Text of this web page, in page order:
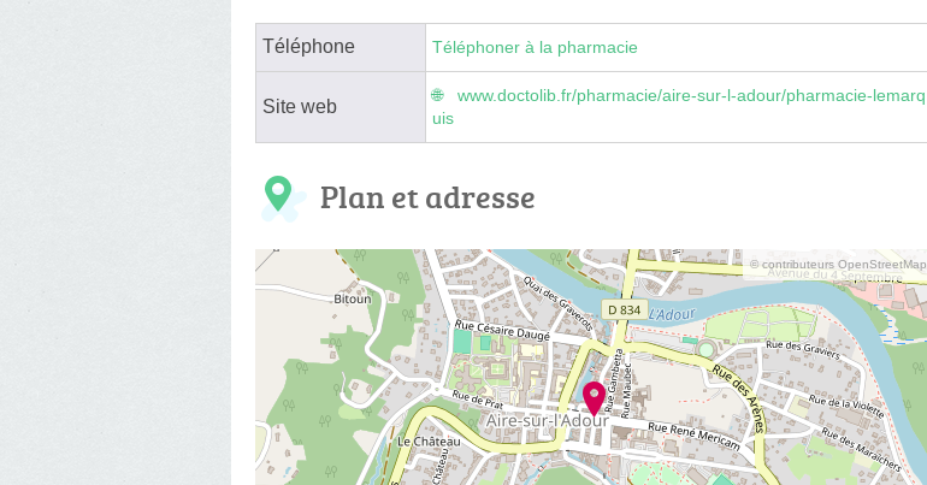
Téléphone Téléphoner à la pharmacie
Site web
www.doctolib.fr/pharmacie/aire-sur-l-adour/pharmacie-lemarq
uis
Plan et adresse
© contributeurs OpenStreetMap